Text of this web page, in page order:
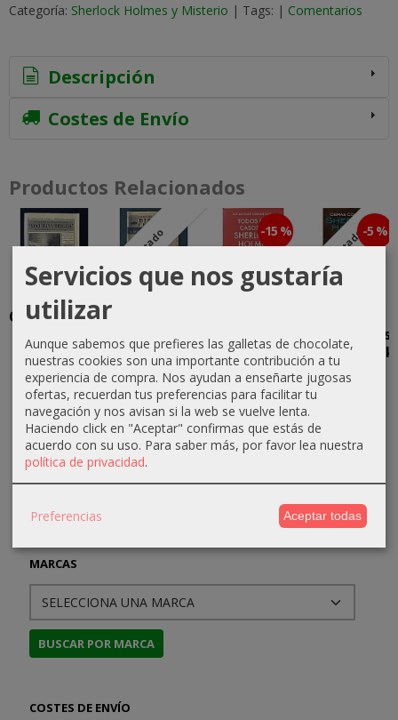
MARCAS
COSTES DE ENVÍO
Categoría: Sherlock Holmes y Misterio | Tags: | Comentarios
Descripción
Costes de Envío
Productos Relacionados
Cuaderno de
Bitácora del
"Matilda...
6,00 €
Agotado
Gigante de
Sumatra en
el...
5,00 €
-15 %
Sherlock
Holmes
(edición...
33,02 €
38,85 €
Agotado-5 %
completas
de Sherlock
Holmes
Servicios que nos gustaría
utilizar
Aunque sabemos que prefieres las galletas de chocolate,
nuestras cookies son una importante contribución a tu
experiencia de compra. Nos ayudan a enseñarte jugosas
ofertas, recuerdan tus preferencias para facilitar tu
navegación y nos avisan si la web se vuelve lenta.
Haciendo click en "Aceptar" confirmas que estás de
acuerdo con su uso. Para saber más, por favor lea nuestra
política de privacidad.
Preferencias Aceptar todas